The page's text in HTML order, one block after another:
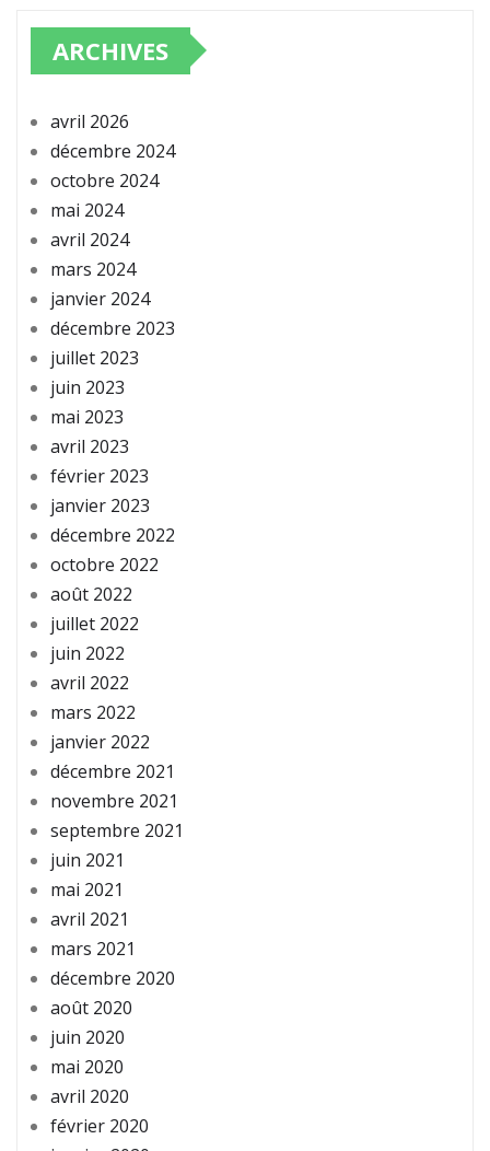
ARCHIVES
avril 2026
décembre 2024
octobre 2024
mai 2024
avril 2024
mars 2024
janvier 2024
décembre 2023
juillet 2023
juin 2023
mai 2023
avril 2023
février 2023
janvier 2023
décembre 2022
octobre 2022
août 2022
juillet 2022
juin 2022
avril 2022
mars 2022
janvier 2022
décembre 2021
novembre 2021
septembre 2021
juin 2021
mai 2021
avril 2021
mars 2021
décembre 2020
août 2020
juin 2020
mai 2020
avril 2020
février 2020